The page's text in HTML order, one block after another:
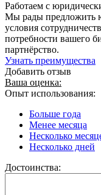
Работаем с
Мы рады предложить
условия
потребности вашего
партнёрство.
Узнать преимущества
Добавить отзыв
Ваша оценка:
Опыт использования:
Больше года
Менее месяца
Несколько
Несколько дней
Достоинства: